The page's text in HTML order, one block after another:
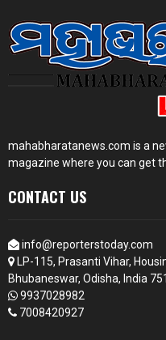
mahabharatanews.com is a
magazine where you can get
CONTACT US
info@reporterstoday.com
LP-115, Prasanti Vihar,
Bhubaneswar, Odisha, India
9937028982
7008420927